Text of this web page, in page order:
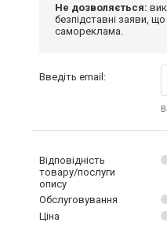
Не дозволяється:
безпідставні заяви,
самореклама.
Введіть email:
Відповідність
товару/послуги
опису
Обслуговування
Ціна